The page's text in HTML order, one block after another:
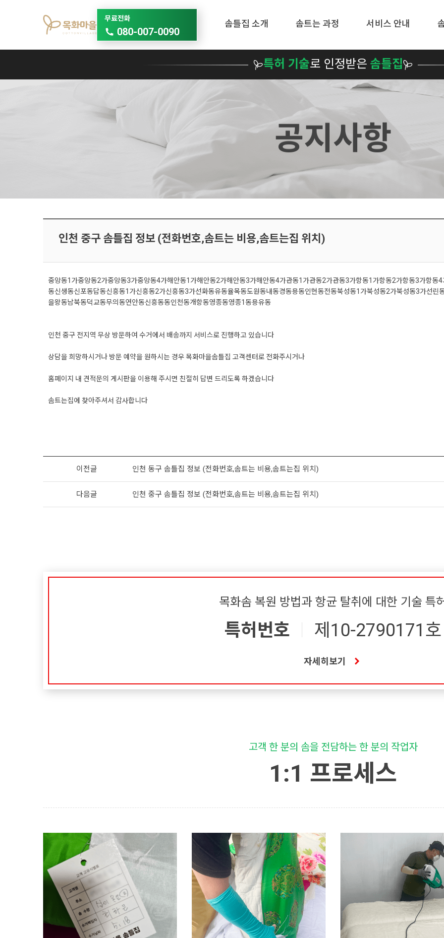
무료전화
080-007-0090
솜틀집 소개 솜트는 과정 서비스 안내
특허 기술로 인정받은 솜틀집
공지사항
인천 중구 솜틀집 정보 (전화번호,솜트는 비용,솜트는집 위치)
중앙동1가중앙동2가중앙동3가중앙동4가해안동1가해안동2가해안동3가해안동4가관동1가관동2가관동3가항동1가항동2가항동3가항동4
동신생동신포동답동신흥동1가신흥동2가신흥동3가선화동유동율목동도원동내동경동용동인현동전동북성동1가북성동2가북성동3가선린
을왕동남북동덕교동무의동연안동신흥동동인천동개항동영종동영종1동용유동
인천 중구 전지역 무상 방문하여 수거에서 배송까지 서비스로 진행하고 있습니다
상담을 희망하시거나 방문 예약을 원하시는 경우 목화마을솜틀집 고객센터로 전화주시거나
홈페이지 내 견적문의 게시판을 이용해 주시면 친절히 답변 드리도록 하겠습니다
솜트는집에 찾아주셔서 감사합니다
이전글 인천 동구 솜틀집 정보 (전화번호,솜트는 비용,솜트는집 위치)
다음글 인천 중구 솜틀집 정보 (전화번호,솜트는 비용,솜트는집 위치)
목화솜 복원 방법과 항균 탈취에 대한 기술 특
특허번호 제10-2790171호
자세히보기
고객 한 분의 솜을 전담하는 한 분의 작업자
1:1 프로세스